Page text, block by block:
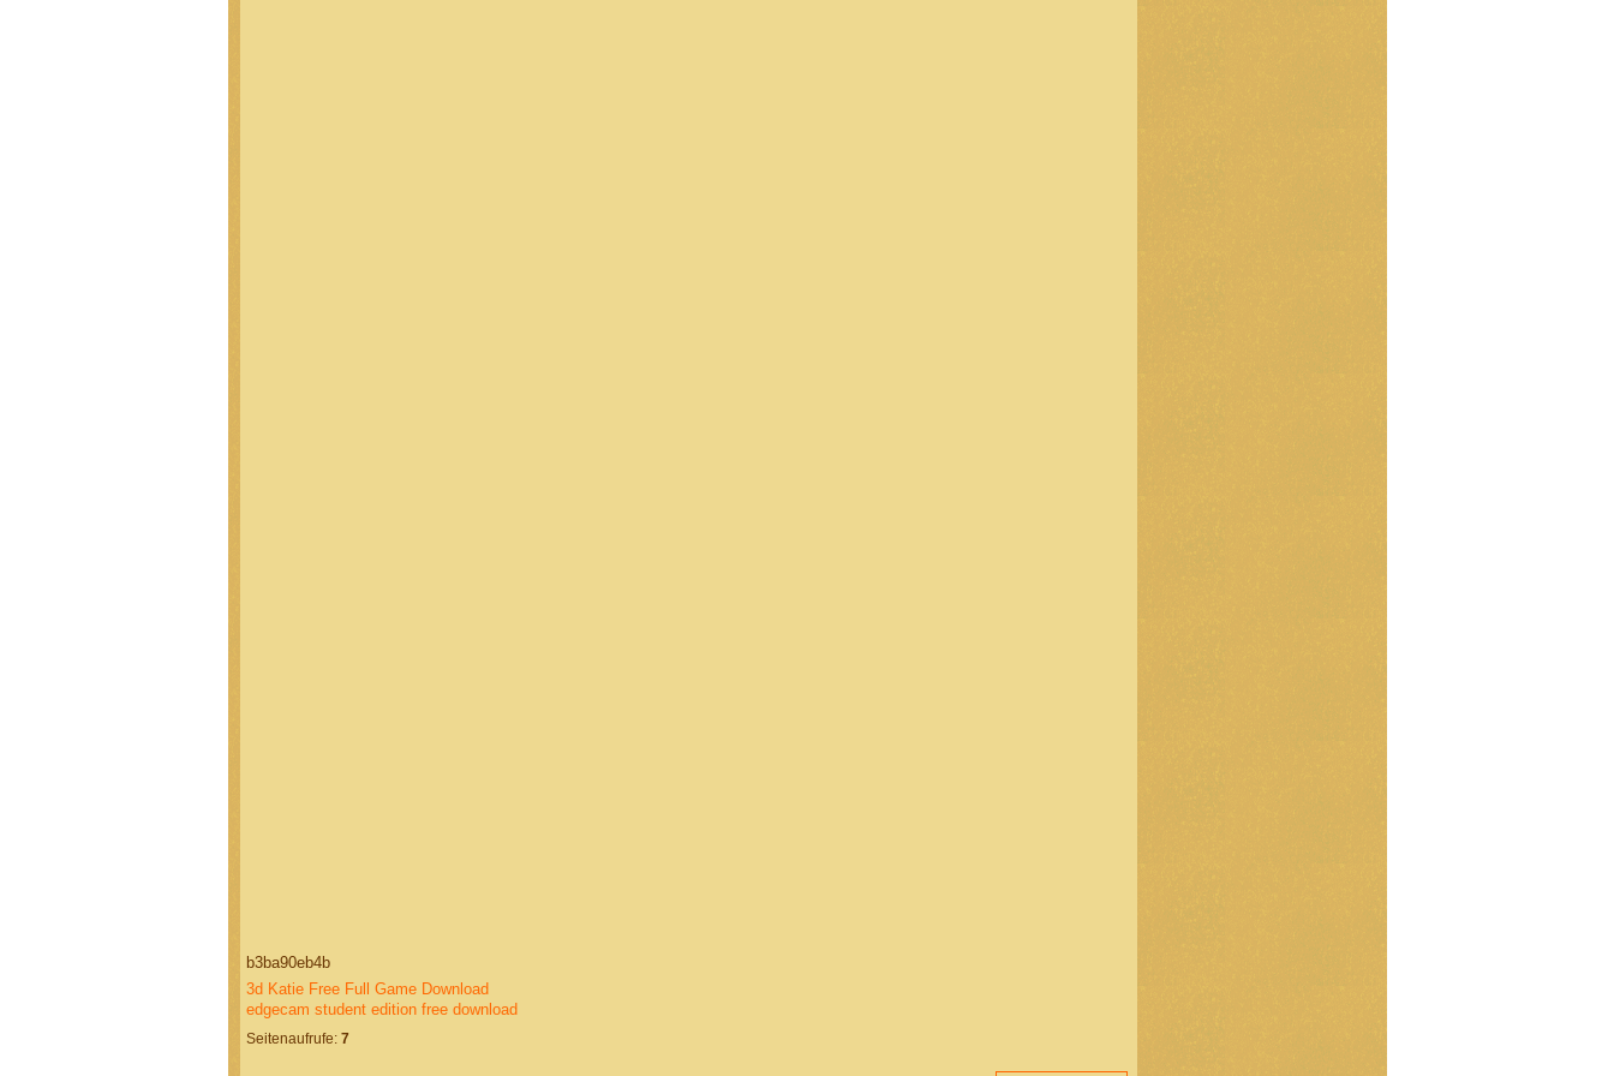
b3ba90eb4b
3d Katie Free Full Game Download
edgecam student edition free download
Seitenaufrufe: 7